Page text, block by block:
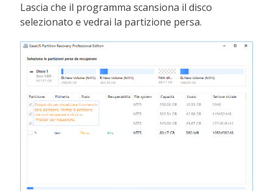
Lascia che il programma scansiona il disco
selezionato e vedrai la partizione persa.